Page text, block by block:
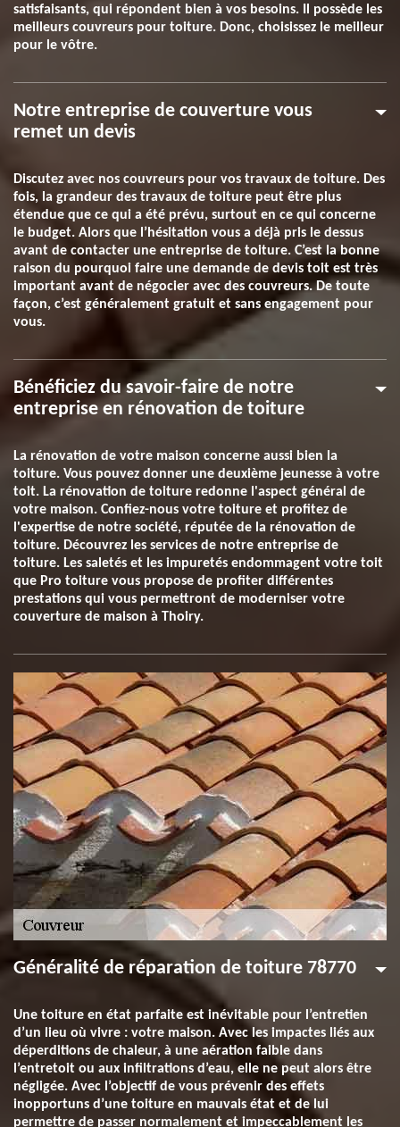
satisfaisants, qui répondent bien à vos besoins. Il possède les
meilleurs couvreurs pour toiture. Donc, choisissez le meilleur
pour le vôtre.
Notre entreprise de couverture vous
remet un devis
Discutez avec nos couvreurs pour vos travaux de toiture. Des
fois, la grandeur des travaux de toiture peut être plus
étendue que ce qui a été prévu, surtout en ce qui concerne
le budget. Alors que l’hésitation vous a déjà pris le dessus
avant de contacter une entreprise de toiture. C’est la bonne
raison du pourquoi faire une demande de devis toit est très
important avant de négocier avec des couvreurs. De toute
façon, c’est généralement gratuit et sans engagement pour
vous.
Bénéficiez du savoir-faire de notre
entreprise en rénovation de toiture
La rénovation de votre maison concerne aussi bien la
toiture. Vous pouvez donner une deuxième jeunesse à votre
toit. La rénovation de toiture redonne l'aspect général de
votre maison. Confiez-nous votre toiture et profitez de
l'expertise de notre société, réputée de la rénovation de
toiture. Découvrez les services de notre entreprise de
toiture. Les saletés et les impuretés endommagent votre toit
que Pro toiture vous propose de profiter différentes
prestations qui vous permettront de moderniser votre
couverture de maison à Thoiry.
Généralité de réparation de toiture 78770
Une toiture en état parfaite est inévitable pour l’entretien
d’un lieu où vivre : votre maison. Avec les impactes liés aux
déperditions de chaleur, à une aération faible dans
l’entretoit ou aux infiltrations d’eau, elle ne peut alors être
négligée. Avec l’objectif de vous prévenir des effets
inopportuns d’une toiture en mauvais état et de lui
permettre de passer normalement et impeccablement les